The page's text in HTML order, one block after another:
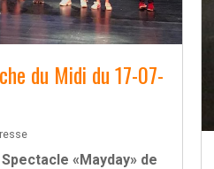
du Midi du 17-07-
«Mayday» de